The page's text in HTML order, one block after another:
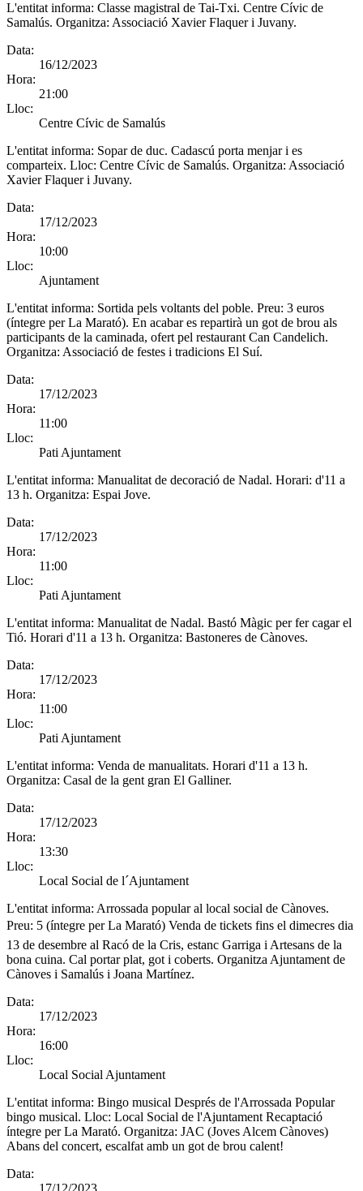
L'entitat informa: Classe magistral de Tai-Txi. Centre Cívic de
Samalús. Organitza: Associació Xavier Flaquer i Juvany.
Data:
16/12/2023
Hora:
21:00
Lloc:
Centre Cívic de Samalús
L'entitat informa: Sopar de duc. Cadascú porta menjar i es
comparteix. Lloc: Centre Cívic de Samalús. Organitza: Associació
Xavier Flaquer i Juvany.
Data:
17/12/2023
Hora:
10:00
Lloc:
Ajuntament
L'entitat informa: Sortida pels voltants del poble. Preu: 3 euros
(íntegre per La Marató). En acabar es repartirà un got de brou als
participants de la caminada, ofert pel restaurant Can Candelich.
Organitza: Associació de festes i tradicions El Suí.
Data:
17/12/2023
Hora:
11:00
Lloc:
Pati Ajuntament
L'entitat informa: Manualitat de decoració de Nadal. Horari: d'11 a
13 h. Organitza: Espai Jove.
Data:
17/12/2023
Hora:
11:00
Lloc:
Pati Ajuntament
L'entitat informa: Manualitat de Nadal. Bastó Màgic per fer cagar el
Tió. Horari d'11 a 13 h. Organitza: Bastoneres de Cànoves.
Data:
17/12/2023
Hora:
11:00
Lloc:
Pati Ajuntament
L'entitat informa: Venda de manualitats. Horari d'11 a 13 h.
Organitza: Casal de la gent gran El Galliner.
Data:
17/12/2023
Hora:
13:30
Lloc:
Local Social de l´Ajuntament
L'entitat informa: Arrossada popular al local social de Cànoves.
Preu: 5 (íntegre per La Marató) Venda de tickets fins el dimecres dia
13 de desembre al Racó de la Cris, estanc Garriga i Artesans de la
bona cuina. Cal portar plat, got i coberts. Organitza Ajuntament de
Cànoves i Samalús i Joana Martínez.
Data:
17/12/2023
Hora:
16:00
Lloc:
Local Social Ajuntament
L'entitat informa: Bingo musical Després de l'Arrossada Popular
bingo musical. Lloc: Local Social de l'Ajuntament Recaptació
íntegre per La Marató. Organitza: JAC (Joves Alcem Cànoves)
Abans del concert, escalfat amb un got de brou calent!
Data: